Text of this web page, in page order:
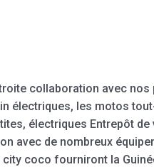
collaboration avec
électriques, les motos
électriques Entrepôt de
avec de nombreux
coco fourniront la